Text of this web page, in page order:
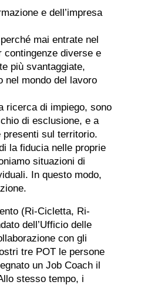
e dell’impresa
mai entrate nel
contingenze diverse e
più svantaggiate,
nel mondo del lavoro
ricerca di impiego, sono
di esclusione, e a
presenti sul territorio.
la fiducia nelle proprie
situazioni di
In questo modo,
(Ri-Cicletta, Ri-
dell’Ufficio delle
con gli
tre POT le persone
un Job Coach il
stesso tempo, i